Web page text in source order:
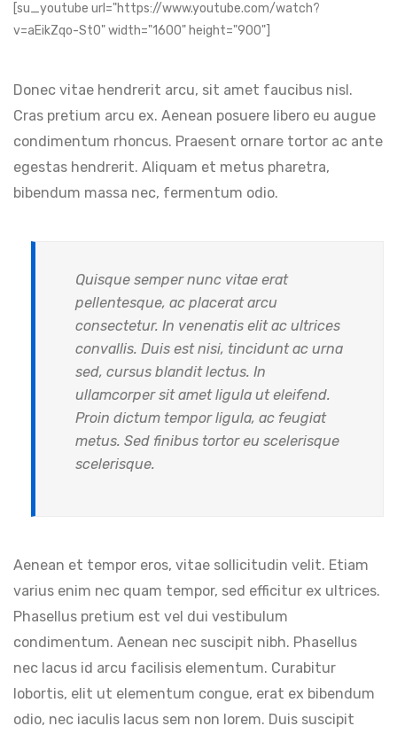
[su_youtube url="https://www.youtube.com/watch?
v=aEikZqo-St0" width="1600" height="900"]
Donec vitae hendrerit arcu, sit amet faucibus nisl.
Cras pretium arcu ex. Aenean posuere libero eu augue
condimentum rhoncus. Praesent ornare tortor ac ante
egestas hendrerit. Aliquam et metus pharetra,
bibendum massa nec, fermentum odio.
Quisque semper nunc vitae erat
pellentesque, ac placerat arcu
consectetur. In venenatis elit ac ultrices
convallis. Duis est nisi, tincidunt ac urna
sed, cursus blandit lectus. In
ullamcorper sit amet ligula ut eleifend.
Proin dictum tempor ligula, ac feugiat
metus. Sed finibus tortor eu scelerisque
scelerisque.
Aenean et tempor eros, vitae sollicitudin velit. Etiam
varius enim nec quam tempor, sed efficitur ex ultrices.
Phasellus pretium est vel dui vestibulum
condimentum. Aenean nec suscipit nibh. Phasellus
nec lacus id arcu facilisis elementum. Curabitur
lobortis, elit ut elementum congue, erat ex bibendum
odio, nec iaculis lacus sem non lorem. Duis suscipit